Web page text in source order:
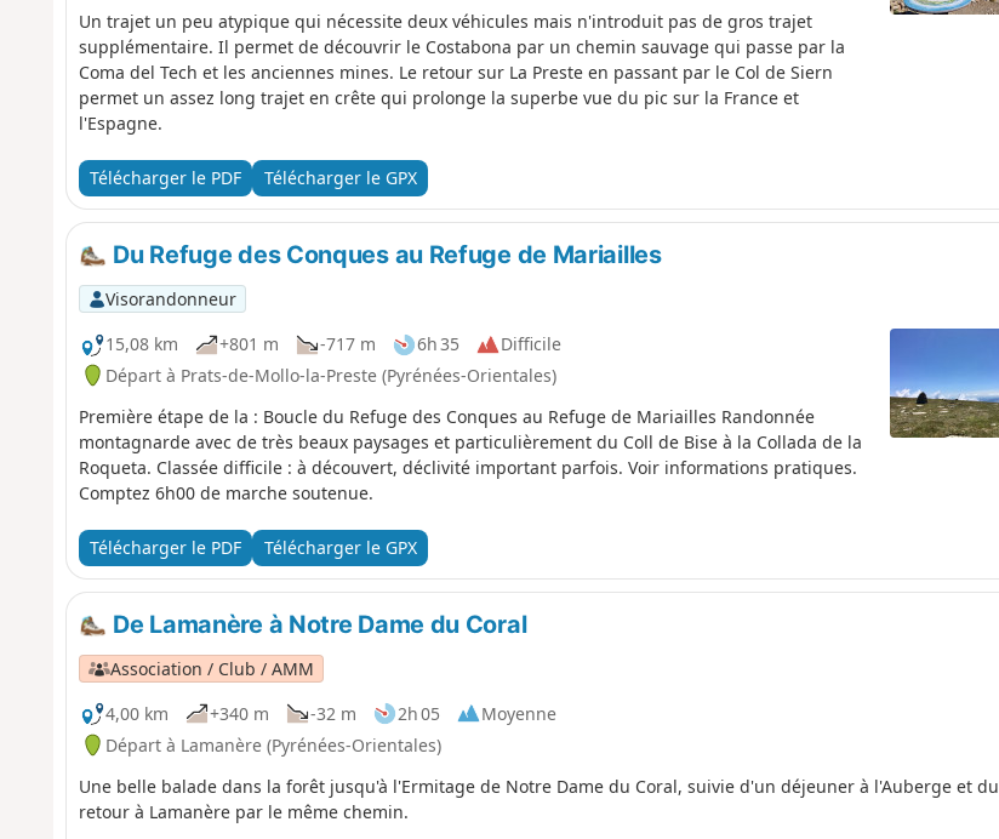
Un trajet un peu atypique qui nécessite deux véhicules mais n'introduit pas de gros trajet
supplémentaire. Il permet de découvrir le Costabona par un chemin sauvage qui passe par la
Coma del Tech et les anciennes mines. Le retour sur La Preste en passant par le Col de Siern
permet un assez long trajet en crête qui prolonge la superbe vue du pic sur la France et
l'Espagne.
Télécharger le PDF Télécharger le GPX
Du Refuge des Conques au Refuge de Mariailles
Visorandonneur
15,08 km
+801 m -717 m 6h 35
Difficile
Départ à Prats-de-Mollo-la-Preste (Pyrénées-Orientales)
Première étape de la : Boucle du Refuge des Conques au Refuge de Mariailles Randonnée
montagnarde avec de très beaux paysages et particulièrement du Coll de Bise à la Collada de la
Roqueta. Classée difficile : à découvert, déclivité important parfois. Voir informations pratiques.
Comptez 6h00 de marche soutenue.
Télécharger le PDF Télécharger le GPX
De Lamanère à Notre Dame du Coral
Association / Club / AMM
4,00 km
+340 m -32 m 2h 05
Moyenne
Départ à Lamanère (Pyrénées-Orientales)
Une belle balade dans la forêt jusqu'à l'Ermitage de Notre Dame du Coral, suivie d'un déjeuner à l'Auberge et du
retour à Lamanère par le même chemin.